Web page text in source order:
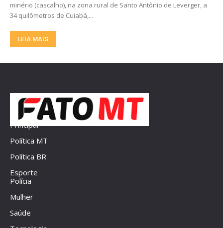
minério (cascalho), na zona rural de Santo Antônio de Leverger, a
34 quilômetros de Cuiabá,...
LEIA MAIS
Principal
Política MT
Política BR
Esporte
Polícia
Mulher
Saúde